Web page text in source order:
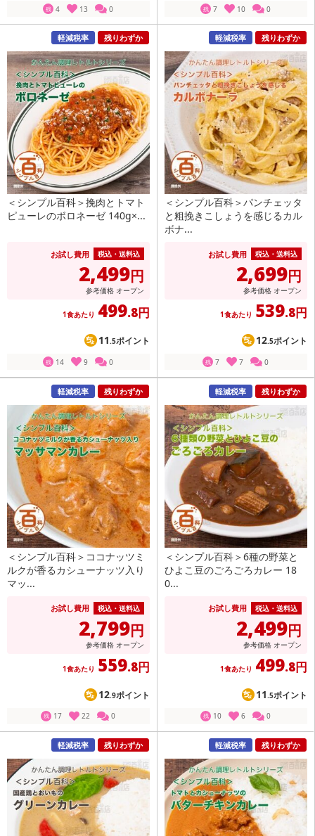
残 4 13 0 残 7 10 0
軽減税率 残りわずか
＜シンプル百科＞挽肉とトマト
ピューレのボロネーゼ 140g×...
お試し費用 税込・送料込
2,499円
参考価格 オープン
1食あたり 499.8円
11.5ポイント
残 14 9 0
軽減税率 残りわずか
＜シンプル百科＞パンチェッタ
と粗挽きこしょうを感じるカル
ボナ...
お試し費用 税込・送料込
2,699円
参考価格 オープン
1食あたり 539.8円
12.5ポイント
残 7 7 0
軽減税率 残りわずか
＜シンプル百科＞ココナッツミ
ルクが香るカシューナッツ入り
マッ...
お試し費用 税込・送料込
2,799円
参考価格 オープン
1食あたり 559.8円
12.9ポイント
残 17 22 0
軽減税率 残りわずか
＜シンプル百科＞6種の野菜と
ひよこ豆のごろごろカレー 18
0...
お試し費用 税込・送料込
2,499円
参考価格 オープン
1食あたり 499.8円
11 .5ポイント
残 10 6 0
軽減税率 残りわずか 軽減税率 残りわずか